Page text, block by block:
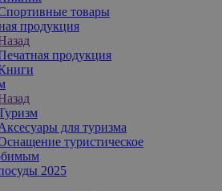
товары
продукция
продукция
для туризма
туристическое
2025